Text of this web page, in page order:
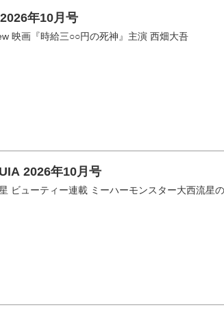
年10月号
映画『時給三○○円の死神』主演 西畑大吾
2026年10月号
ビューティー連載 ミーハーモンスター大西流星